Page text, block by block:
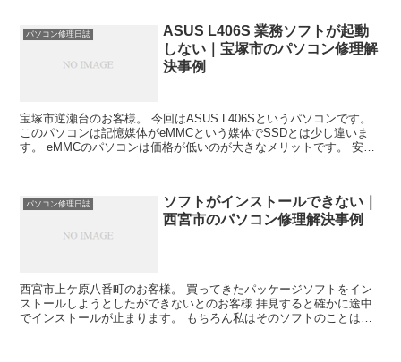
パソコン修理日誌
ASUS L406S 業務ソフトが起動
しない｜宝塚市のパソコン修理解
決事例
宝塚市逆瀬台のお客様。 今回はASUS L406Sというパソコンです。
このパソコンは記憶媒体がeMMCという媒体でSSDとは少し違いま
す。 eMMCのパソコンは価格が低いのが大きなメリットです。 安い
パソコン修理日誌
ソフトがインストールできない｜
西宮市のパソコン修理解決事例
西宮市上ケ原八番町のお客様。 買ってきたパッケージソフトをイン
ストールしようとしたができないとのお客様 拝見すると確かに途中
でインストールが止まります。 もちろん私はそのソフトのことは存